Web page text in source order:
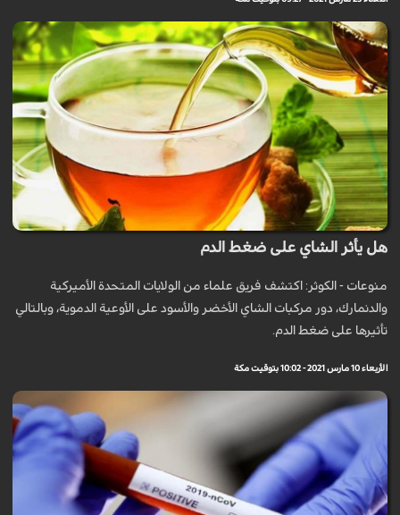
هل يأثر الشاي على ضغط الدم
منوعات - الكوثر: اكتشف فريق علماء من الولايات المتحدة الأميركية
والدنمارك، دور مركبات الشاي الأخضر والأسود على الأوعية الدموية، وبالتالي
تأثيرها على ضغط الدم.
الأربعاء 10 مارس 2021 - 10:02 بتوقيت مكة